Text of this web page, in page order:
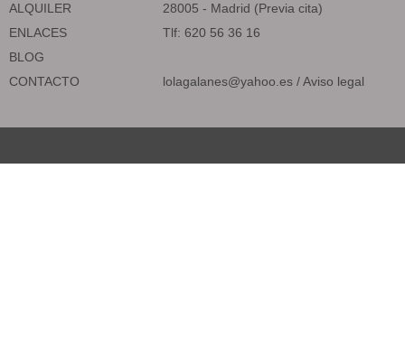
ALQUILER
ENLACES
BLOG
CONTACTO
28005 - Madrid (Previa cita)
Tlf: 620 56 36 16
lolagalanes@yahoo.es /Aviso legal